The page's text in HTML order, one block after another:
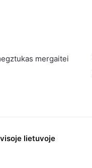
mergaitei
lietuvoje